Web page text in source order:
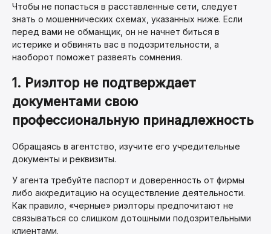
Чтобы не попасться в расставленные сети, следует
знать о мошеннических схемах, указанных ниже. Если
перед вами не обманщик, он не начнет биться в
истерике и обвинять вас в подозрительности, а
наоборот поможет развеять сомнения.
1. Риэлтор не подтверждает
документами свою
профессиональную принадлежность
Обращаясь в агентство, изучите его учредительные
документы и реквизиты.
У агента требуйте паспорт и доверенность от фирмы
либо аккредитацию на осуществление деятельности.
Как правило, «черные» риэлторы предпочитают не
связываться со слишком дотошными подозрительными
клиентами.